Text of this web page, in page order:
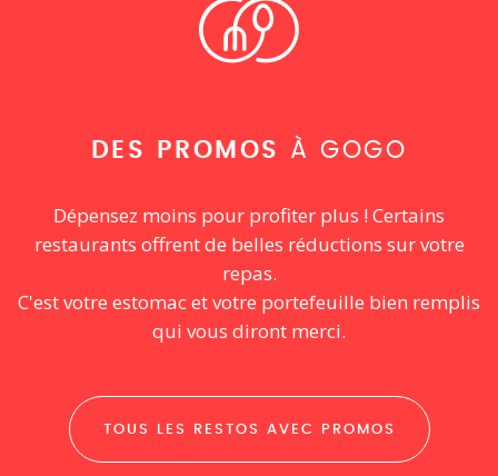
DES PROMOS À GOGO
Dépensez moins pour profiter plus ! Certains
restaurants offrent de belles réductions sur votre
repas.
C'est votre estomac et votre portefeuille bien remplis
qui vous diront merci.
TOUS LES RESTOS AVEC PROMOS